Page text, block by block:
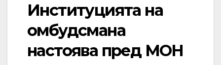
Институцията на
омбудсмана
настоява пред МОН